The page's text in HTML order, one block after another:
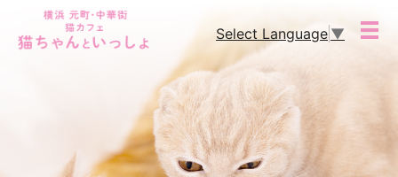
Select Language ▼